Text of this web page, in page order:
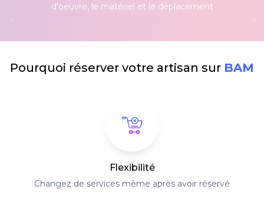
d'oeuvre, le matériel et le déplacement
Pourquoi réserver votre artisan sur BAM
Flexibilité
Changez de services même après avoir réservé